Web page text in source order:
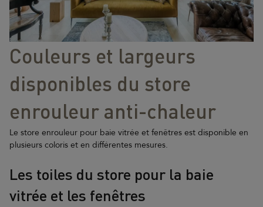
Couleurs et largeurs
disponibles du store
enrouleur anti-chaleur
Le store enrouleur pour baie vitrée et fenêtres est disponible en
plusieurs coloris et en différentes mesures.
Les toiles du store pour la baie
vitrée et les fenêtres